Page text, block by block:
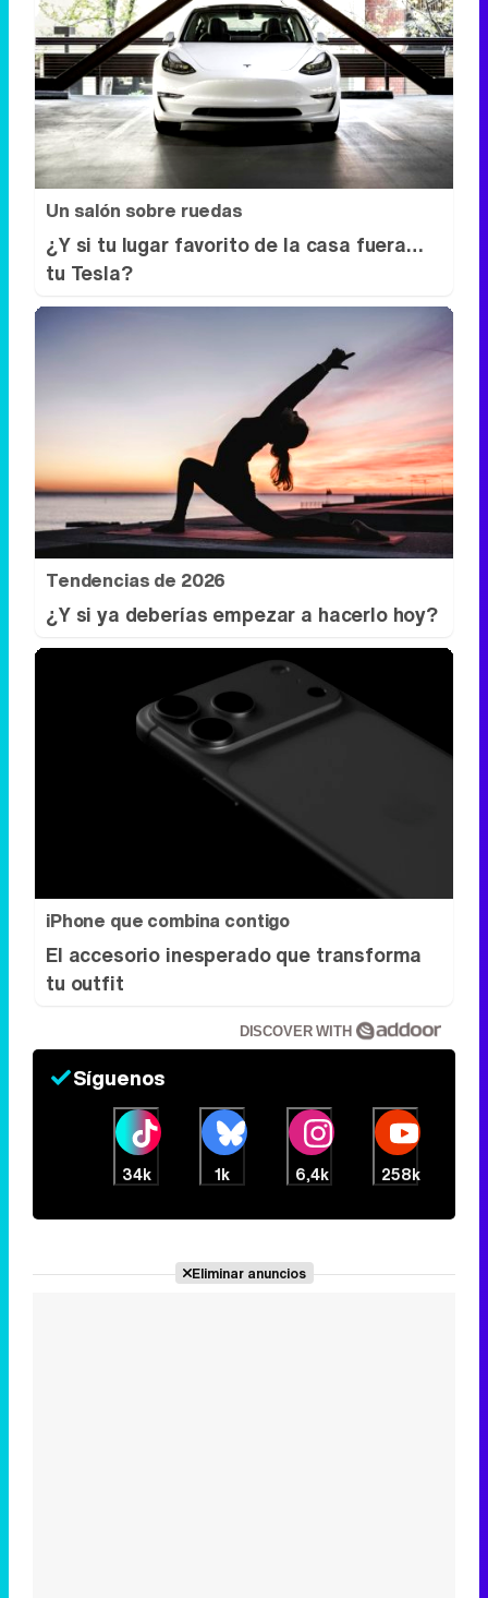
Un salón sobre ruedas
¿Y si tu lugar favorito de la casa fuera…
tu Tesla?
Tendencias de 2026
¿Y si ya deberías empezar a hacerlo hoy?
iPhone que combina contigo
El accesorio inesperado que transforma
tu outfit
DISCOVER WITH
Síguenos
34k 1k 6,4k 258k
Eliminar anuncios